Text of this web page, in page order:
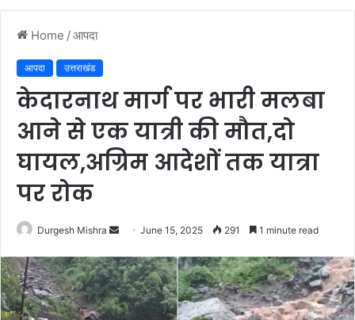
Home /आपदा
आपदा उत्तराखंड
केदारनाथ मार्ग पर भारी मलबा
आने से एक यात्री की मौत,दो
घायल,अग्रिम आदेशों तक यात्रा
पर रोक
Durgesh Mishra
Send
email
June 15, 2025 291 1 minute read